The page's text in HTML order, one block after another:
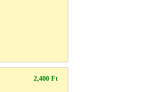
2,400 Ft